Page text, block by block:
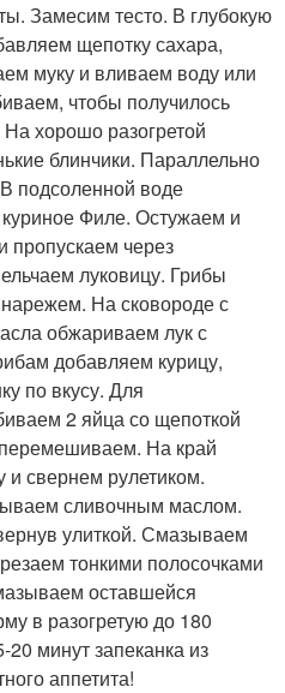
Замесим тесто. В глубокую
щепотку сахара,
муку и вливаем воду или
чтобы получилось
хорошо разогретой
блинчики. Параллельно
подсоленной воде
Филе. Остужаем и
пропускаем через
луковицу. Грибы
На сковороде с
обжариваем лук с
добавляем курицу,
по вкусу. Для
2 яйца со щепоткой
На край
свернем рулетиком.
сливочным маслом.
улиткой. Смазываем
тонкими полосочками
оставшейся
в разогретую до 180
20 минут запеканка из
аппетита!